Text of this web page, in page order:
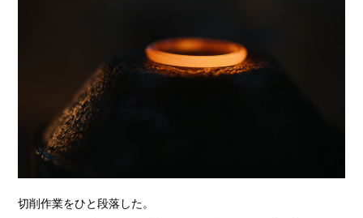
切削作業をひと段落した。